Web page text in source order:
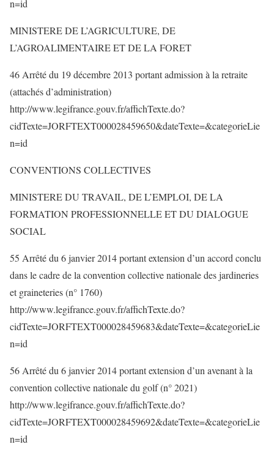
n=id
MINISTERE DE L’AGRICULTURE, DE
L’AGROALIMENTAIRE ET DE LA FORET
46 Arrêté du 19 décembre 2013 portant admission à la retraite
(attachés d’administration)
http://www.legifrance.gouv.fr/affichTexte.do?
cidTexte=JORFTEXT000028459650&dateTexte=&categorieLie
n=id
CONVENTIONS COLLECTIVES
MINISTERE DU TRAVAIL, DE L’EMPLOI, DE LA
FORMATION PROFESSIONNELLE ET DU DIALOGUE
SOCIAL
55 Arrêté du 6 janvier 2014 portant extension d’un accord conclu
dans le cadre de la convention collective nationale des jardineries
et graineteries (n° 1760)
http://www.legifrance.gouv.fr/affichTexte.do?
cidTexte=JORFTEXT000028459683&dateTexte=&categorieLie
n=id
56 Arrêté du 6 janvier 2014 portant extension d’un avenant à la
convention collective nationale du golf (n° 2021)
http://www.legifrance.gouv.fr/affichTexte.do?
cidTexte=JORFTEXT000028459692&dateTexte=&categorieLie
n=id